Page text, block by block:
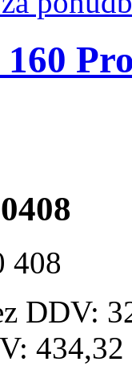
408
DDV:
434,32